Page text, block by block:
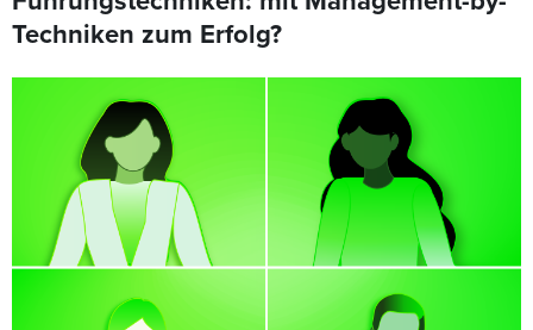
Techniken zum Erfolg?